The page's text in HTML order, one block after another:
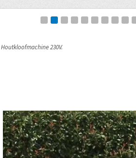
Houtkloofmachine 230V.